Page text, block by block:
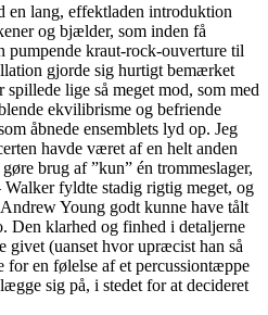
en lang, effektladen introduktion
og bjælder, som inden få
pumpende kraut-rock-ouverture til
gjorde sig hurtigt bemærket
lige så meget mod, som med
ekvilibrisme og befriende
åbnede ensemblets lyd op. Jeg
havde været af en helt anden
brug af ”kun” én trommeslager,
fyldte stadig rigtig meget, og
Young godt kunne have tålt
Den klarhed og finhed i detaljerne
givet (uanset hvor upræcist han så
for en følelse af et percussiontæppe
sig på, i stedet for at decideret